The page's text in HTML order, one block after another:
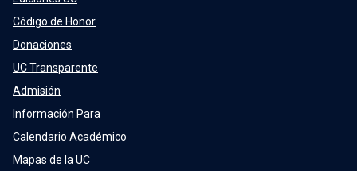
Código de Honor
Donaciones
UC Transparente
Admisión
Información Para
Calendario Académico
Mapas de la UC